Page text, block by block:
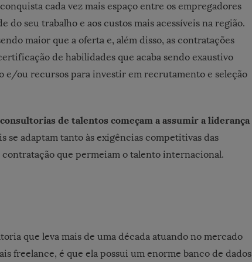
cada vez mais espaço entre os empregadores
do seu trabalho e aos custos mais acessíveis na região.
maior que a oferta e, além disso, as contratações
de habilidades que acaba sendo exaustivo
e/ou recursos para investir em recrutamento e seleção
de talentos começam a assumir a liderança
se adaptam tanto às exigências competitivas das
contratação que permeiam o talento internacional.
que leva mais de uma década atuando no mercado
freelance, é que ela possui um enorme banco de dados